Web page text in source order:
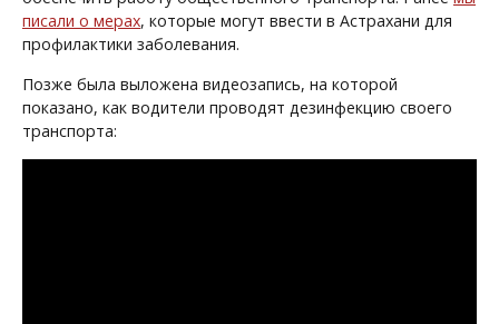
писали о мерах, которые могут ввести в Астрахани для
профилактики заболевания.
Позже была выложена видеозапись, на которой
показано, как водители проводят дезинфекцию своего
транспорта: